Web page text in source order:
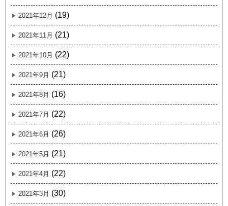
2021年12月 (19)
2021年11月 (21)
2021年10月 (22)
2021年9月 (21)
2021年8月 (16)
2021年7月 (22)
2021年6月 (26)
2021年5月 (21)
2021年4月 (22)
2021年3月 (30)